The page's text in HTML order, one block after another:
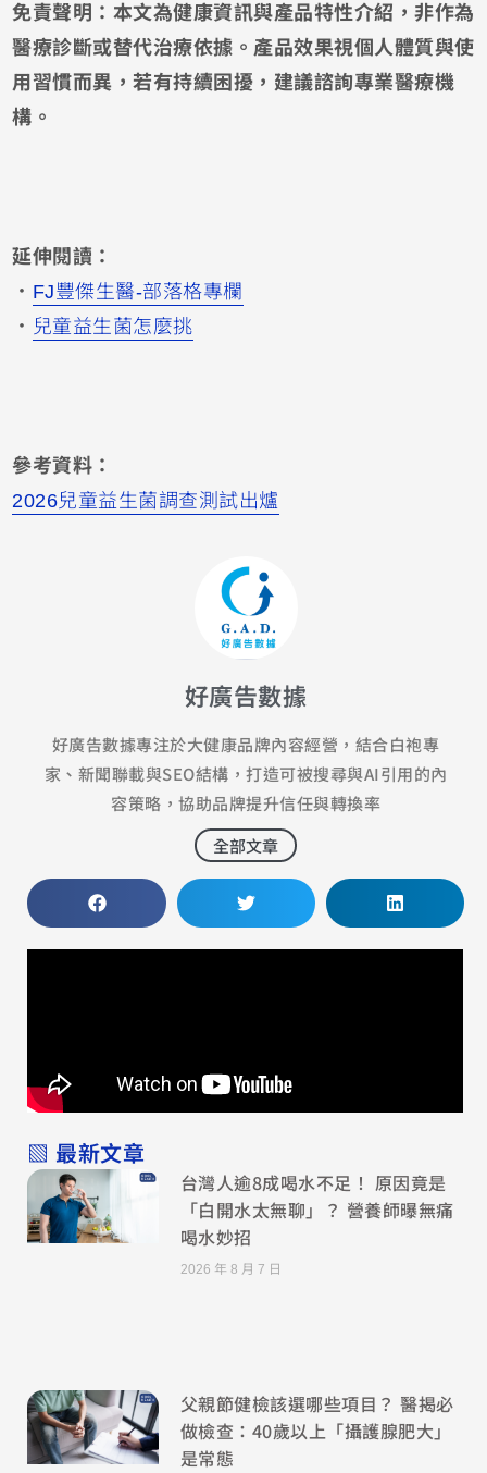
免責聲明：本文為健康資訊與產品特性介紹，非作為
醫療診斷或替代治療依據。產品效果視個人體質與使
用習慣而異，若有持續困擾，建議諮詢專業醫療機
構。
延伸閱讀：
． FJ豐傑生醫-部落格專欄
． 兒童益生菌怎麼挑
參考資料：
2026兒童益生菌調查測試出爐
好廣告數據
好廣告數據專注於大健康品牌內容經營，結合白袍專
家、新聞聯載與SEO結構，打造可被搜尋與AI引用的內
容策略，協助品牌提升信任與轉換率
全部文章
▧ 最新文章
台灣人逾8成喝水不足！ 原因竟是
「白開水太無聊」？ 營養師曝無痛
喝水妙招
2026 年 8 月 7 日
父親節健檢該選哪些項目？ 醫揭必
做檢查：40歲以上「攝護腺肥大」
是常態